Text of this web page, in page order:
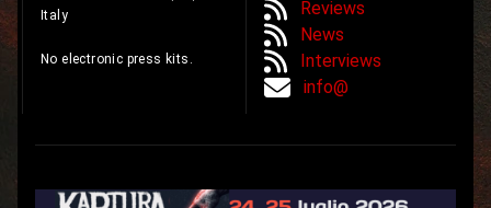
Italy
No electronic press kits.
Reviews
News
Interviews
info@